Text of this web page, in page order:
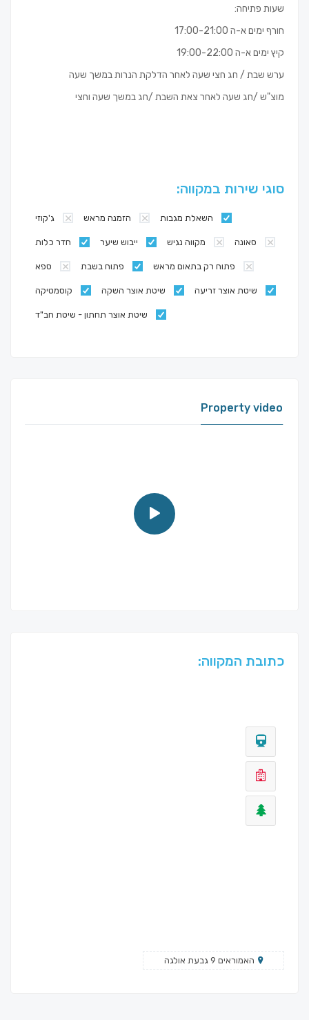
שעות פתיחה:
חורף ימים א-ה 17:00-21:00
קיץ ימים א-ה 19:00-22:00
ערש שבת / חג חצי שעה לאחר הדלקת הנרות במשך שעה
מוצ"ש /חג שעה לאחר צאת השבת /חג במשך שעה וחצי
סוגי שירות במקווה:
ג'קוזי הזמנה מראש השאלת מגבות
חדר כלות ייבוש שיער מקווה נגיש סאונה
ספא פתוח בשבת פתוח רק בתאום מראש
קוסמטיקה שיטת אוצר השקה שיטת אוצר זריעה
שיטת אוצר תחתון - שיטת חב"ד
Property video
כתובת המקווה:
האמוראים 9 גבעת אולגה